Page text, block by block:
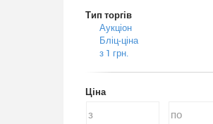
Тип торгів
Аукціон
Бліц-ціна
з 1 грн.
Ціна